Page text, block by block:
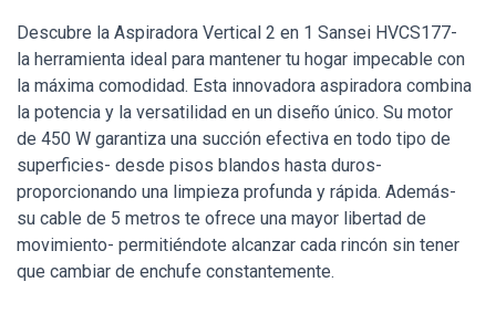
Descubre la Aspiradora Vertical 2 en 1 Sansei HVCS177-
la herramienta ideal para mantener tu hogar impecable con
la máxima comodidad. Esta innovadora aspiradora combina
la potencia y la versatilidad en un diseño único. Su motor
de 450 W garantiza una succión efectiva en todo tipo de
superficies- desde pisos blandos hasta duros-
proporcionando una limpieza profunda y rápida. Además-
su cable de 5 metros te ofrece una mayor libertad de
movimiento- permitiéndote alcanzar cada rincón sin tener
que cambiar de enchufe constantemente.